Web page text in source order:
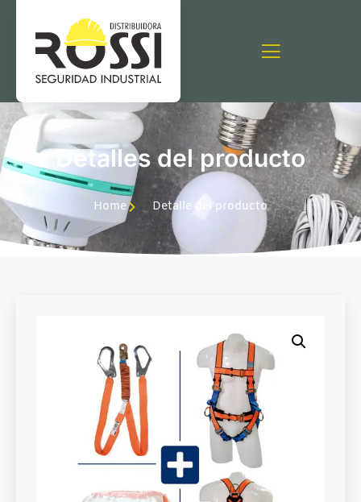
Detalles del producto
Home Detalle del producto